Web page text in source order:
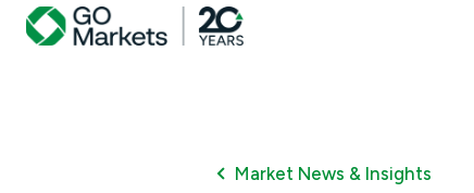
Market News & Insights